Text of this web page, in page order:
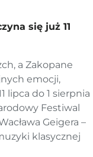
się już 11
a Zakopane
emocji,
lipca do 1 sierpnia
Festiwal
Geigera –
klasycznej